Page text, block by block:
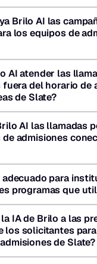
Brilo AI las
los equipos de
AI atender las
del horario de
de Slate?
AI las llamadas
admisiones
adecuado para
programas que
IA de Brilo a las
los solicitantes
de Slate?